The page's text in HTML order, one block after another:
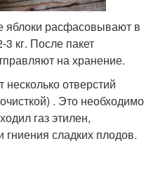
яблоки расфасовывают в
кг. После пакет
на хранение.
несколько отверстий
. Это необходимо
газ этилен,
сладких плодов.